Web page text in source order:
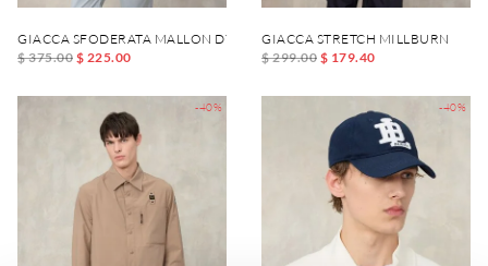
GIACCA SFODERATA MALLON DYED
$ 375.00 $ 225.00
GIACCA STRETCH MILLBURN
$ 299.00 $ 179.40
-40% -40%